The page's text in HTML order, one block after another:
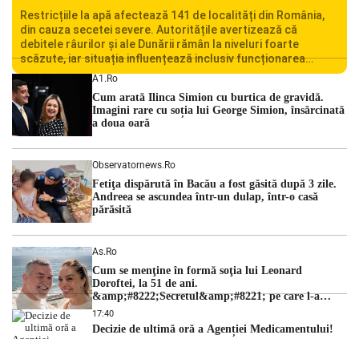
Restricțiile la apă afectează 141 de localități din România,
din cauza secetei severe. Autoritățile avertizează că
debitele râurilor și ale Dunării rămân la niveluri foarte
scăzute, iar situația influențează inclusiv funcționarea
Centralei Nucleare de la Cernavodă. România se confruntă
cu una dintre cele mai dificile perioade din punct de vedere
hidrologic din ultimii ani. Lipsa […]
A1.ro
Cum arată Ilinca Simion cu burtica de gravidă.
Imagini rare cu soția lui George Simion, însărcinată
a doua oară
Observatornews.ro
Fetiţa dispărută în Bacău a fost găsită după 3 zile.
Andreea se ascundea într-un dulap, într-o casă
părăsită
As.ro
Cum se menţine în formă soţia lui Leonard
Doroftei, la 51 de ani.
&amp;#8222;Secretul&amp;#8221; pe care l-a
dezvăluit
17:40
Decizie de ultimă oră a Agenției Medicamentului!